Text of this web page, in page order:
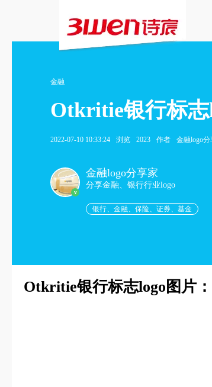
金融
Otkritie银行标志
2022-07-10 10:33:24 浏览 2023 作者 金融logo分
v
金融logo分享家
分享金融、银行行业logo
银行、金融、保险、证券、基金
Otkritie银行标志logo图片：